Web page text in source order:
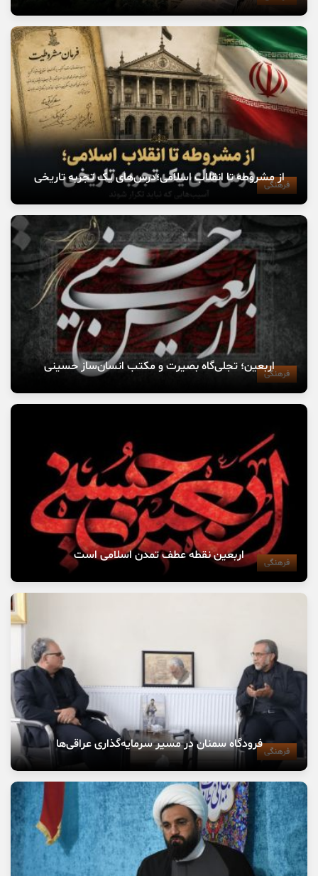
فرهنگی
از مشروطه تا انقلاب اسلامی؛درس‌های یک تجربه تاریخی
فرهنگیاربعین؛ تجلی‌گاه بصیرت و مکتب انسان‌ساز حسینی
فرهنگی اربعین نقطه عطف تمدن اسلامی است
فرهنگیفرودگاه سمنان در مسیر سرمایه‌گذاری عراقی‌ها